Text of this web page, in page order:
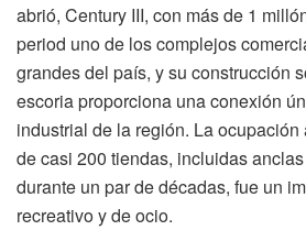
abrió, Century III, con más de 1
period uno de los complejos
grandes del país, y su construcción
escoria proporciona una conexión
industrial de la región. La
de casi 200 tiendas, incluidas
durante un par de décadas, fue un
recreativo y de ocio.